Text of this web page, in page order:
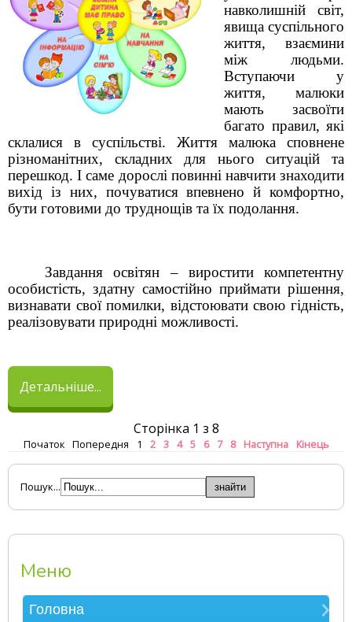
навколишній світ,
явища суспільного
життя, взаємини
між людьми.
Вступаючи у
життя, малюки
мають засвоїти
багато правил, які
склалися в суспільстві. Життя малюка сповнене
різноманітних, складних для нього ситуацій та
перешкод. І саме дорослі повинні навчити знаходити
вихід із них, почуватися впевнено й комфортно,
бути готовими до труднощів та їх подолання.
Завдання освітян – виростити компетентну
особистість, здатну самостійно приймати рішення,
визнавати свої помилки, відстоювати свою гідність,
реалізовувати природні можливості.
Детальніше...
Сторінка 1 з 8
Початок Попередня 1 2 3 4 5 6 7 8 Наступна Кінець
Пошук...
Меню
Головна